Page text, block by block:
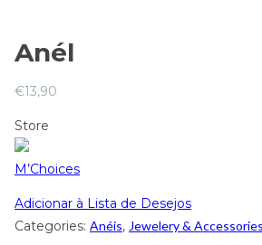
Anél
€13,90
Store
M’Choices
Adicionar à Lista de Desejos
Categories: Anéis, Jewelery & Accessories